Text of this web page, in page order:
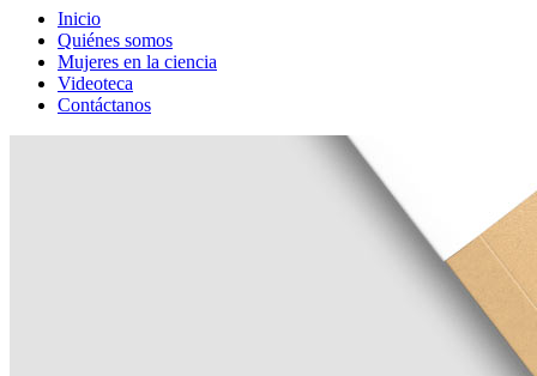
Inicio
Quiénes somos
Mujeres en la ciencia
Videoteca
Contáctanos